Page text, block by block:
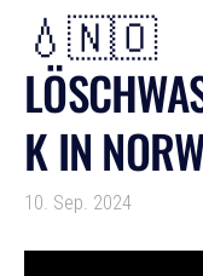
💧🇳🇴
K IN
10. Sep. 2024